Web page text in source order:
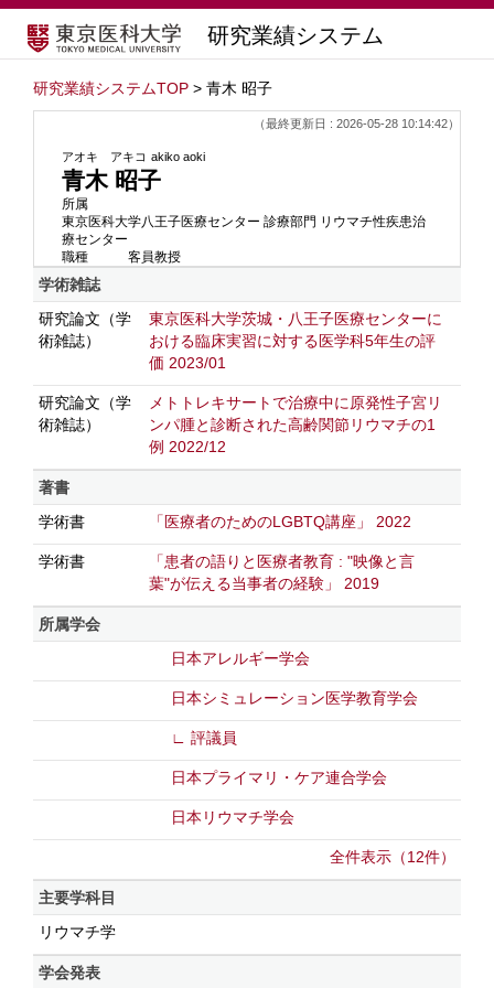
研究業績システム
研究業績システムTOP > 青木 昭子
（最終更新日 : 2026-05-28 10:14:42）
アオキ アキコ akiko aoki
青木 昭子
所属
東京医科大学八王子医療センター 診療部門 リウマチ性疾患治
療センター
職種
客員教授
学術雑誌
研究論文（学
術雑誌）
東京医科大学茨城・八王子医療センターに
おける臨床実習に対する医学科5年生の評
価 2023/01
研究論文（学
術雑誌）
メトトレキサートで治療中に原発性子宮リ
ンパ腫と診断された高齢関節リウマチの1
例 2022/12
著書
学術書
「医療者のためのLGBTQ講座」 2022
学術書
「患者の語りと医療者教育 : "映像と言
葉"が伝える当事者の経験」 2019
所属学会
日本アレルギー学会
日本シミュレーション医学教育学会
∟ 評議員
日本プライマリ・ケア連合学会
日本リウマチ学会
全件表示（12件）
主要学科目
リウマチ学
学会発表